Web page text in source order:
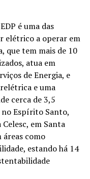
é uma das
elétrico a operar em
que tem mais de 10
atua em
de Energia, e
e uma
cerca de 3,5
no Espírito Santo,
em Santa
áreas como
estando há 14